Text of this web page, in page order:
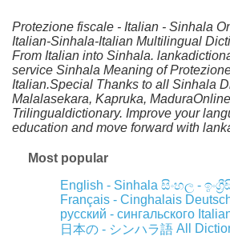
Protezione fiscale - Italian - Sinhala
Italian-Sinhala-Italian Multilingual
From Italian into Sinhala.
service Sinhala Meaning of
Italian.Special Thanks to all Sinhala
Malalasekara, Kapruka,
Trilingualdictionary. Improve your
education and move forward with
Most popular
English - Sinhala සිංහල -
Français - Cinghalais
русский - сингальского
日本の - シンハラ語 All